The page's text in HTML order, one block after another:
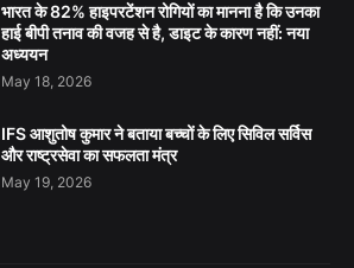
भारत के 82% हाइपरटेंशन रोगियों का मानना है कि उनका
हाई बीपी तनाव की वजह से है, डाइट के कारण नहीं: नया
अध्ययन
May 18, 2026
IFS आशुतोष कुमार ने बताया बच्चों के लिए सिविल सर्विस
और राष्ट्रसेवा का सफलता मंत्र
May 19, 2026